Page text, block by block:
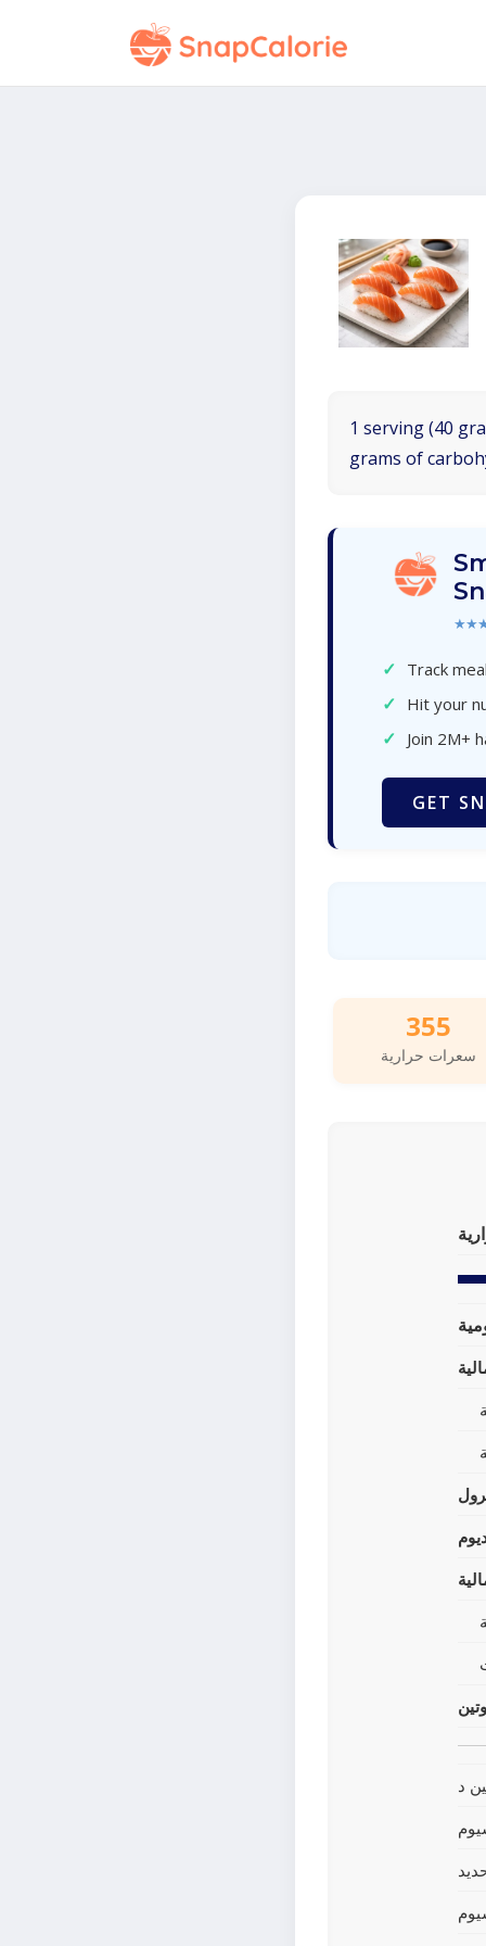
1 serving (40
grams of
✓ Track
✓ Hit your
✓ Join 2M+
GET
355
سعرات حرارية
د